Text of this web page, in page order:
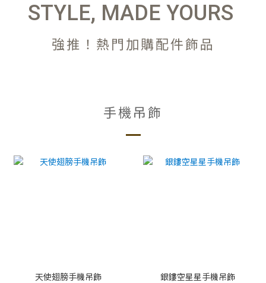
STYLE, MADE YOURS
強推！熱門加購配件飾品
手機吊飾
天使翅膀手機吊飾 銀鏤空星星手機吊飾